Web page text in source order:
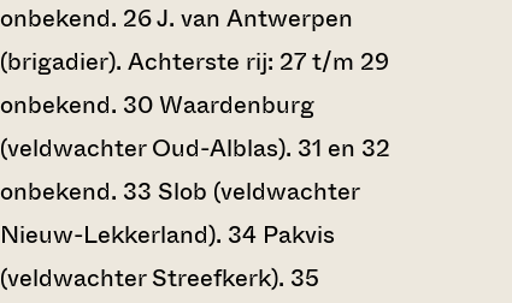
onbekend. 26 J. van Antwerpen
(brigadier). Achterste rij: 27 t/m 29
onbekend. 30 Waardenburg
(veldwachter Oud-Alblas). 31 en 32
onbekend. 33 Slob (veldwachter
Nieuw-Lekkerland). 34 Pakvis
(veldwachter Streefkerk). 35